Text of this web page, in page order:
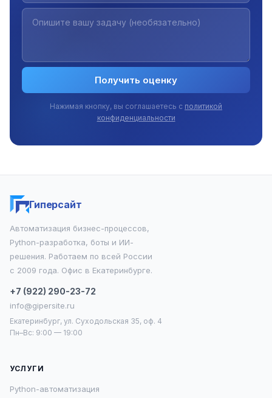
Получить оценку
Нажимая кнопку, вы соглашаетесь с политикой
конфиденциальности
Гиперсайт
Автоматизация бизнес-процессов,
Python-разработка, боты и ИИ-
решения. Работаем по всей России
с 2009 года. Офис в Екатеринбурге.
+7 (922) 290-23-72
info@gipersite.ru
Екатеринбург, ул. Суходольская 35, оф. 4
Пн–Вс: 9:00 — 19:00
УСЛУГИ
Python-автоматизация